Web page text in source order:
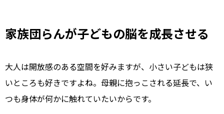
家族団らんが子どもの脳を成長させる
大人は開放感のある空間を好みますが、小さい子どもは狭
いところも好きですよね。母親に抱っこされる延長で、い
つも身体が何かに触れていたいからです。